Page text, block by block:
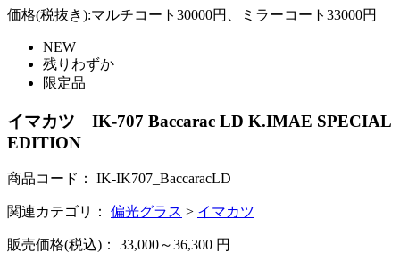
価格(税抜き):マルチコート30000円、ミラーコート33000円
NEW
残りわずか
限定品
イマカツ IK-707 Baccarac LD K.IMAE SPECIAL
EDITION
商品コード： IK-IK707_BaccaracLD
関連カテゴリ： 偏光グラス > イマカツ
販売価格(税込)： 33,000～36,300 円